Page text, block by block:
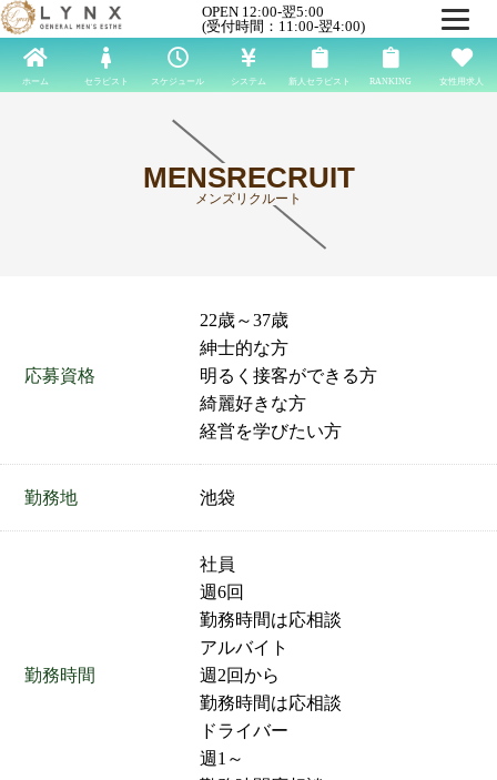
OPEN 12:00-翌5:00
(受付時間：11:00-翌4:00)
ホーム セラピスト スケジュール システム 新人セラピスト RANKING 女性用求人
MENSRECRUIT
メンズリクルート
応募資格
22歳～37歳
紳士的な方
明るく接客ができる方
綺麗好きな方
経営を学びたい方
勤務地 池袋
勤務時間
社員
週6回
勤務時間は応相談
アルバイト
週2回から
勤務時間は応相談
ドライバー
週1～